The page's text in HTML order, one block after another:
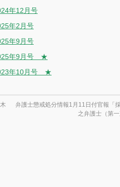
年12月号
年2月号
年9月号
年9月号 ★
年10月号 ★
弁護士懲戒処分情報1月11日付官報「
之弁護士（第